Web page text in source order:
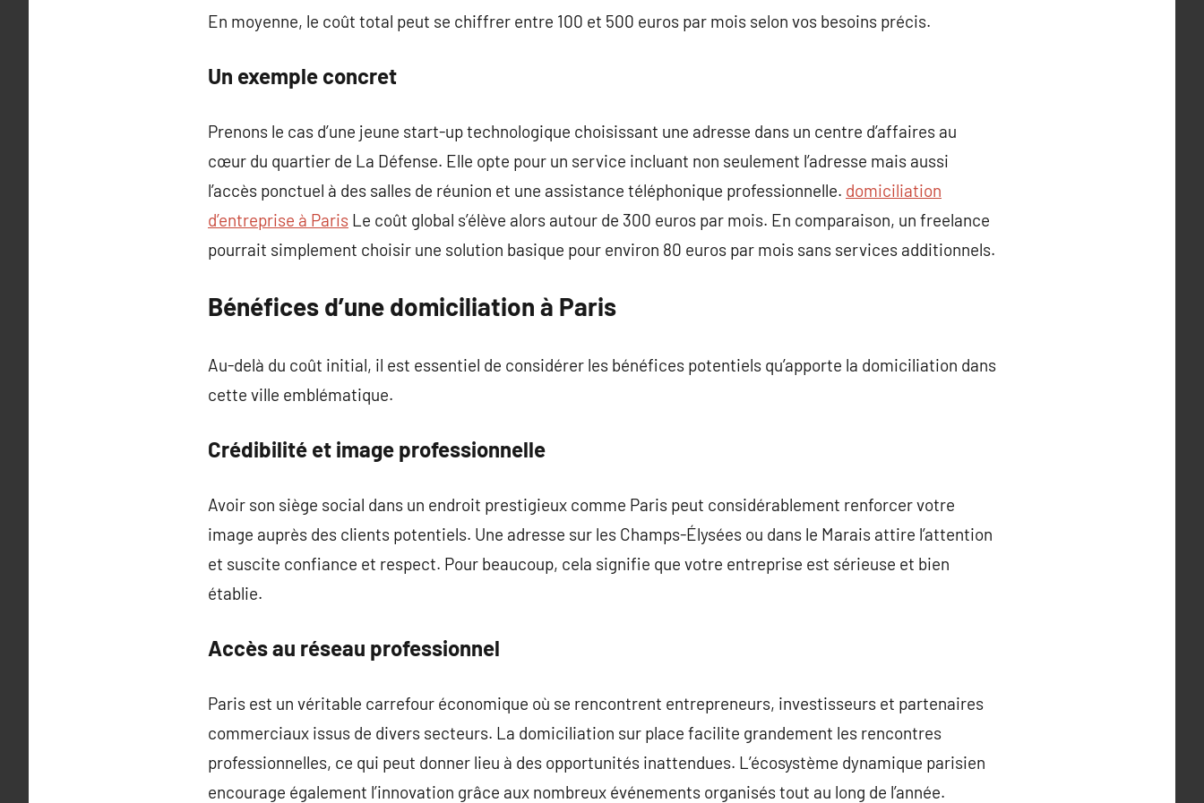
En moyenne, le coût total peut se chiffrer entre 100 et 500 euros par mois selon vos besoins précis.
Un exemple concret
Prenons le cas d’une jeune start-up technologique choisissant une adresse dans un centre d’affaires au
cœur du quartier de La Défense. Elle opte pour un service incluant non seulement l’adresse mais aussi
l’accès ponctuel à des salles de réunion et une assistance téléphonique professionnelle. domiciliation
d’entreprise à Paris Le coût global s’élève alors autour de 300 euros par mois. En comparaison, un freelance
pourrait simplement choisir une solution basique pour environ 80 euros par mois sans services additionnels.
Bénéfices d’une domiciliation à Paris
Au-delà du coût initial, il est essentiel de considérer les bénéfices potentiels qu’apporte la domiciliation dans
cette ville emblématique.
Crédibilité et image professionnelle
Avoir son siège social dans un endroit prestigieux comme Paris peut considérablement renforcer votre
image auprès des clients potentiels. Une adresse sur les Champs-Élysées ou dans le Marais attire l’attention
et suscite confiance et respect. Pour beaucoup, cela signifie que votre entreprise est sérieuse et bien
établie.
Accès au réseau professionnel
Paris est un véritable carrefour économique où se rencontrent entrepreneurs, investisseurs et partenaires
commerciaux issus de divers secteurs. La domiciliation sur place facilite grandement les rencontres
professionnelles, ce qui peut donner lieu à des opportunités inattendues. L’écosystème dynamique parisien
encourage également l’innovation grâce aux nombreux événements organisés tout au long de l’année.